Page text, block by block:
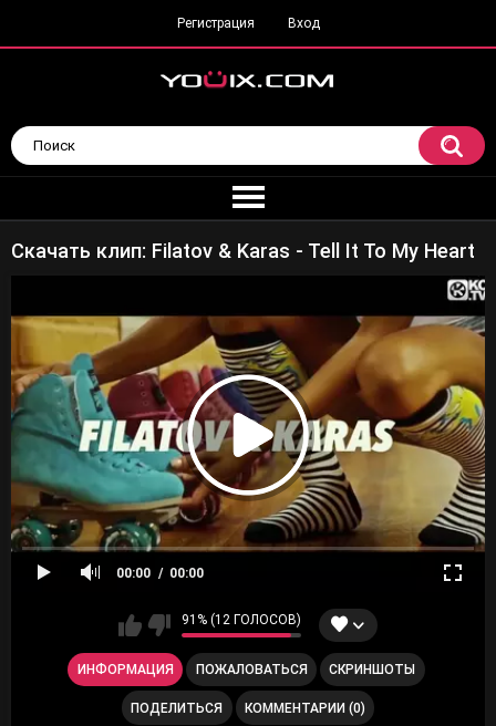
Регистрация Вход
Скачать клип: Filatov & Karas - Tell It To My Heart
00:00 00:00
91% (12 ГОЛОСОВ)
ИНФОРМАЦИЯ ПОЖАЛОВАТЬСЯ СКРИНШОТЫ
ПОДЕЛИТЬСЯ КОММЕНТАРИИ (0)